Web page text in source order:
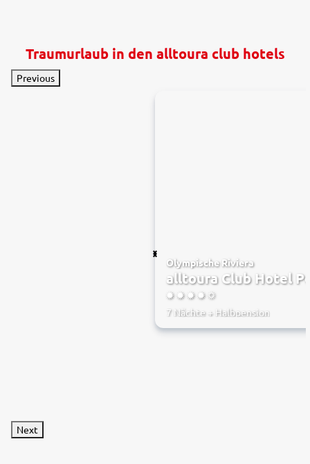
Traumurlaub in den alltoura club hotels
Previous
Olympische Riviera
alltoura Club Hotel
7 Nächte+ Halbpension
Next